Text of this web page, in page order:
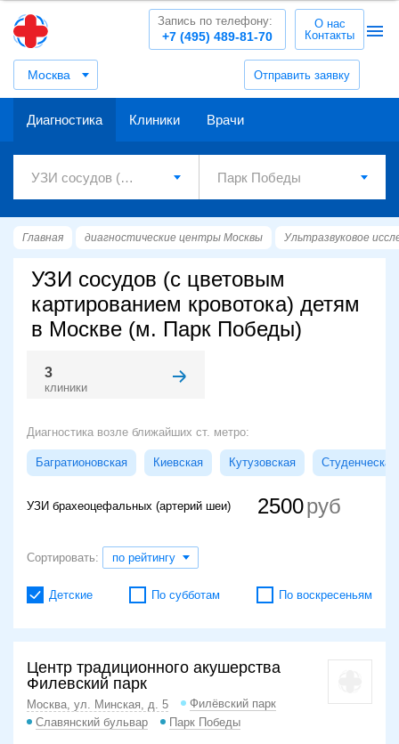
Москва Отправить заявку
+7 (495) 489-81-70
Запись по телефону:
О нас
Контакты
Диагностика Клиники Врачи
Главная диагностические центры Москвы Ультразвуковое
УЗИ сосудов (с цветовым
картированием кровотока) детям
в Москве (м. Парк Победы)
3
клиники
Диагностика возле ближайших ст. метро:
Багратионовская Киевская Кутузовская Студенческая
УЗИ брахеоцефальных (артерий шеи) 2500
Сортировать: по рейтингу
Детские По субботам По воскресеньям
Центр традиционного акушерства
Филевский парк
Москва, ул. Минская, д. 5
Филёвский парк
Славянский бульвар
Парк Победы